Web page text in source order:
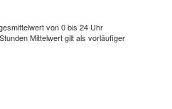
von 0 bis 24 Uhr
Mittelwert gilt als vorläufiger